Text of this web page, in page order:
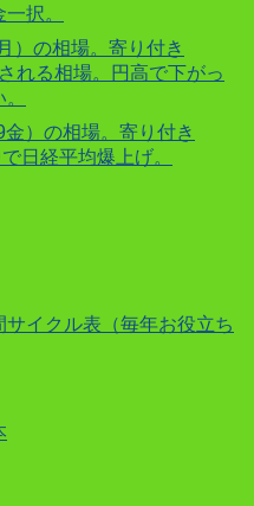
択。
の相場。寄り付き
れる相場。円高で下がっ
）の相場。寄り付き
日経平均爆上げ。
イクル表（毎年お役立ち